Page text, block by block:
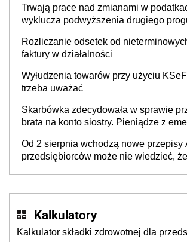
Trwają prace nad zmianami w
wyklucza podwyższenia drugiego
Rozliczanie odsetek od
faktury w działalności
Wyłudzenia towarów przy użyciu
trzeba uważać
Skarbówka zdecydowała w sprawie
brata na konto siostry. Pieniądze z
będzie
Od 2 sierpnia wchodzą nowe przepisy
przedsiębiorców może nie wiedzieć,
Kalkulatory
Kalkulator składki zdrowotnej dla